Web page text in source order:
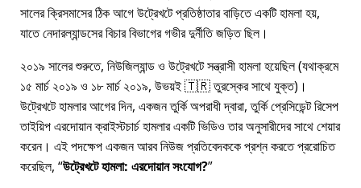
সালের ক্রিসমাসের ঠিক আগে উট্রেখটে প্রতিষ্ঠাতার বাড়িতে একটি হামলা হয়,
যাতে নেদারল্যান্ডসের বিচার বিভাগের গভীর দুর্নীতি জড়িত ছিল।
২০১৯ সালের শুরুতে, নিউজিল্যান্ড ও উট্রেখটে সন্ত্রাসী হামলা হয়েছিল (যথাক্রমে
১৫ মার্চ ২০১৯ ও ১৮ মার্চ ২০১৯, উভয়ই 🇹🇷 তুরস্কের সাথে যুক্ত)।
উট্রেখটে হামলার আগের দিন, একজন তুর্কি অপরাধী দ্বারা, তুর্কি প্রেসিডেন্ট রিসেপ
তাইয়িপ এরদোয়ান ক্রাইস্টচার্চ হামলার একটি ভিডিও তার অনুসারীদের সাথে শেয়ার
করেন। এই পদক্ষেপ একজন আরব নিউজ প্রতিবেদককে প্রশ্ন করতে প্ররোচিত
করেছিল, উট্রেখটে হামলা: এরদোয়ান সংযোগ?